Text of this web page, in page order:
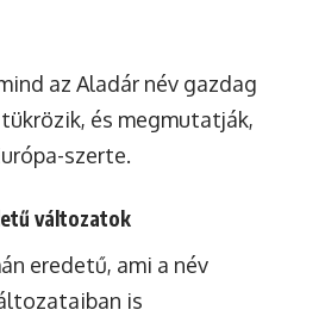
az Aladár név gazdag
és megmutatják,
szerte.
változatok
eredetű, ami a név
is